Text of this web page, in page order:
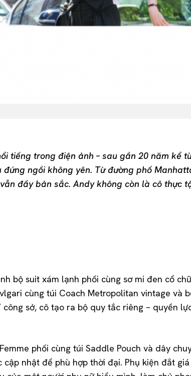
tiếng trong điện ảnh – sau gần 20 năm kể
ngồi không yên. Từ đường phố
đầy bản sắc. Andy không còn là cô thực
bộ suit xám lạnh phối cùng sơ mi đen cổ
cùng túi Coach Metropolitan vintage và
sở, cô tạo ra bộ quy tắc riêng – quyền
phối cùng túi Saddle Pouch và dây
nhật để phù hợp thời đại. Phụ kiện đắt